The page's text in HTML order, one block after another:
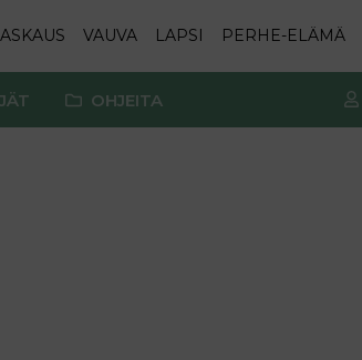
VAUVA LAPSI PERHE-ELÄMÄ
OHJEITA